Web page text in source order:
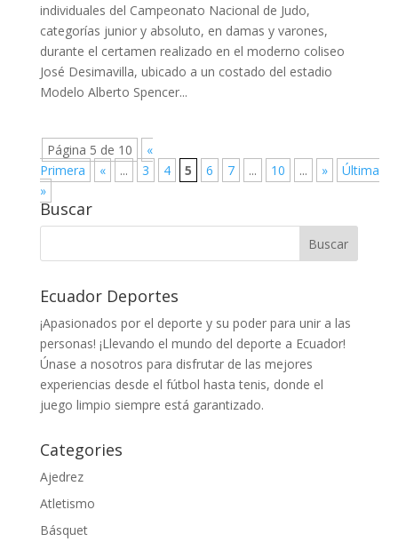
individuales del Campeonato Nacional de Judo,
categorías junior y absoluto, en damas y varones,
durante el certamen realizado en el moderno coliseo
José Desimavilla, ubicado a un costado del estadio
Modelo Alberto Spencer...
Página 5 de 10
«
Primera
« ... 3 4 5 6 7 ... 10 ... »
Última
»
Buscar
Ecuador Deportes
¡Apasionados por el deporte y su poder para unir a las
personas! ¡Llevando el mundo del deporte a Ecuador!
Únase a nosotros para disfrutar de las mejores
experiencias desde el fútbol hasta tenis, donde el
juego limpio siempre está garantizado.
Categories
Ajedrez
Atletismo
Básquet